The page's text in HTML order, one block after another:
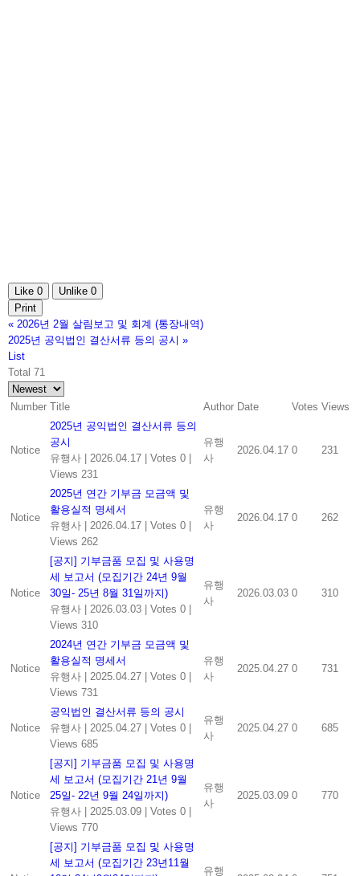
Like 0 Unlike 0
Print
« 2026년 2월 살림보고 및 회계 (통장내역)
2025년 공익법인 결산서류 등의 공시 »
List
Total 71
Number Title Author Date Votes Views
Notice
2025년 공익법인 결산서류 등의
공시
유행사
2026.04.17 Votes 0
Views 231
유행
사
2026.04.17 0 231
Notice
2025년 연간 기부금 모금액 및
활용실적 명세서
유행사
2026.04.17 Votes 0
Views 262
유행
사
2026.04.17 0 262
Notice
[공지] 기부금품 모집 및 사용명
세 보고서 (모집기간 24년 9월
30일- 25년 8월 31일까지)
유행사
2026.03.03 Votes 0
Views 310
유행
사
2026.03.03 0 310
Notice
2024년 연간 기부금 모금액 및
활용실적 명세서
유행사
2025.04.27 Votes 0
Views 731
유행
사
2025.04.27 0 731
Notice
공익법인 결산서류 등의 공시
유행사
2025.04.27 Votes 0
Views 685
유행
사
2025.04.27 0 685
Notice
[공지] 기부금품 모집 및 사용명
세 보고서 (모집기간 21년 9월
25일- 22년 9월 24일까지)
유행사
2025.03.09 Votes 0
Views 770
유행
사
2025.03.09 0 770
[공지] 기부금품 모집 및 사용명
세 보고서 (모집기간 23년11월
유행